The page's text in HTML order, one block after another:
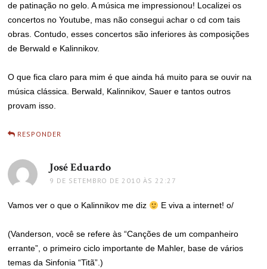
de patinação no gelo. A música me impressionou! Localizei os
concertos no Youtube, mas não consegui achar o cd com tais
obras. Contudo, esses concertos são inferiores às composições
de Berwald e Kalinnikov.
O que fica claro para mim é que ainda há muito para se ouvir na
música clássica. Berwald, Kalinnikov, Sauer e tantos outros
provam isso.
RESPONDER
José Eduardo
9 DE SETEMBRO DE 2010 ÀS 22:27
Vamos ver o que o Kalinnikov me diz E viva a internet! o/
(Vanderson, você se refere às “Canções de um companheiro
errante”, o primeiro ciclo importante de Mahler, base de vários
temas da Sinfonia “Titã”.)